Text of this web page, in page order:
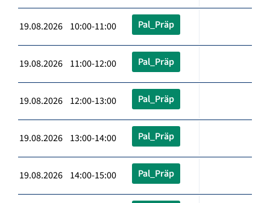
19.08.2026 10:00-11:00 Pal_Präp
19.08.2026 11:00-12:00 Pal_Präp
19.08.2026 12:00-13:00 Pal_Präp
19.08.2026 13:00-14:00 Pal_Präp
19.08.2026 14:00-15:00 Pal_Präp